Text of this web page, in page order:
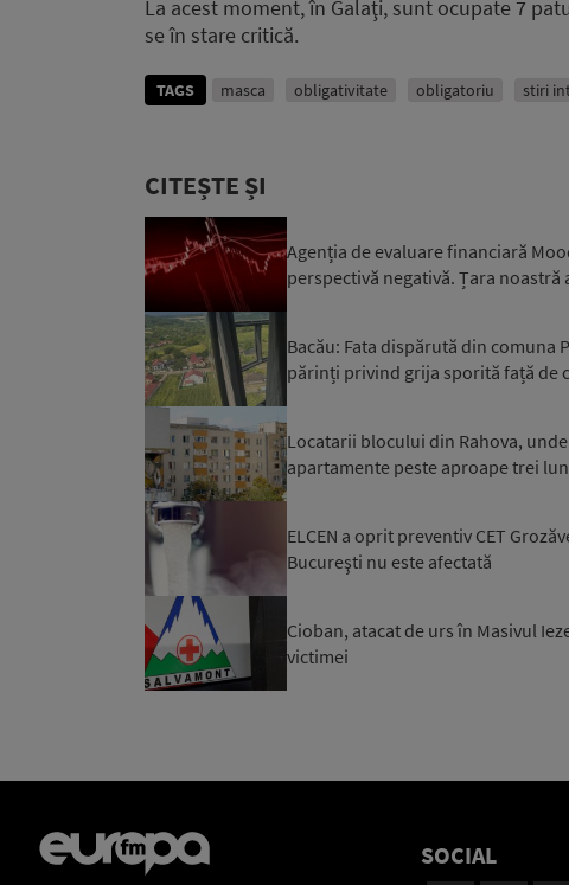
La acest moment, în Galaţi, sunt ocupate 7
se în stare critică.
TAGS masca obligativitate obligatoriu stiri
CITEȘTE ȘI
Agenția de evaluare financiară
perspectivă negativă. Țara
Bacău: Fata dispărută din comuna
părinți privind grija sporită față de
Locatarii blocului din Rahova,
apartamente peste aproape trei
ELCEN a oprit preventiv CET
Bucureşti nu este afectată
Cioban, atacat de urs în Masivul
victimei
SOCIAL